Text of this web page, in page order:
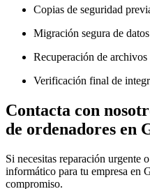
Copias de seguridad
Migración segura de datos
Recuperación de archivos
Verificación final de
Contacta con
de ordenadores en
Si necesitas reparación urgente
informático para tu empresa en
compromiso.